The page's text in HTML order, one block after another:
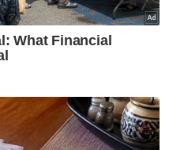
dari tahun 2018
ini ialah
banyak
peruntukan sama
kerajaan dan juga